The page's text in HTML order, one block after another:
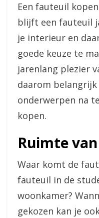
Een fauteuil
blijft een fauteuil
je interieur en
goede keuze te
jarenlang plezier
daarom
onderwerpen na
kopen.
Ruimte
Waar komt de
fauteuil in de
woonkamer?
gekozen kan je